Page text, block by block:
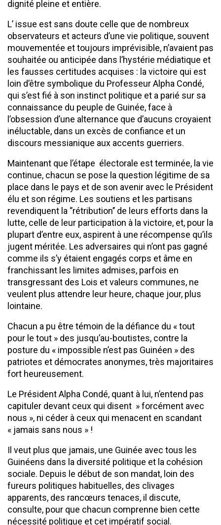
dignité pleine et entière.
L’ issue est sans doute celle que de nombreux
observateurs et acteurs d’une vie politique, souvent
mouvementée et toujours imprévisible, n’avaient pas
souhaitée ou anticipée dans l’hystérie médiatique et
les fausses certitudes acquises : la victoire qui est
loin d’être symbolique du Professeur Alpha Condé,
qui s’est fié à son instinct politique et a parié sur sa
connaissance du peuple de Guinée, face à
l’obsession d’une alternance que d’aucuns croyaient
inéluctable, dans un excès de confiance et un
discours messianique aux accents guerriers.
Maintenant que l’étape électorale est terminée, la vie
continue, chacun se pose la question légitime de sa
place dans le pays et de son avenir avec le Président
élu et son régime. Les soutiens et les partisans
revendiquent la ‘’rétribution’’ de leurs efforts dans la
lutte, celle de leur participation à la victoire, et, pour la
plupart d’entre eux, aspirent à une récompense qu’ils
jugent méritée. Les adversaires qui n’ont pas gagné
comme ils s’y étaient engagés corps et âme en
franchissant les limites admises, parfois en
transgressant des Lois et valeurs communes, ne
veulent plus attendre leur heure, chaque jour, plus
lointaine.
Chacun a pu être témoin de la défiance du « tout
pour le tout » des jusqu’au-boutistes, contre la
posture du « impossible n’est pas Guinéen » des
patriotes et démocrates anonymes, très majoritaires
fort heureusement.
Le Président Alpha Condé, quant à lui, n’entend pas
capituler devant ceux qui disent » forcément avec
nous », ni céder à ceux qui menacent en scandant
« jamais sans nous » !
Il veut plus que jamais, une Guinée avec tous les
Guinéens dans la diversité politique et la cohésion
sociale. Depuis le début de son mandat, loin des
fureurs politiques habituelles, des clivages
apparents, des rancœurs tenaces, il discute,
consulte, pour que chacun comprenne bien cette
nécessité politique et cet impératif social.